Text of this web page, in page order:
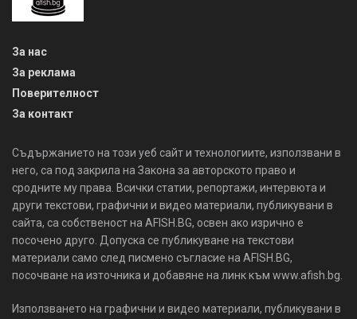
За нас
За реклама
Поверителност
За контакт
Съдържанието на този уеб сайт и технологиите, използвани в
него, са под закрила на Закона за авторското право и
сродните му права. Всички статии, репортажи, интервюта и
други текстови, графични и видео материали, публикувани в
сайта, са собственост на AFISH.BG, освен ако изрично е
посочено друго. Допуска се публикуване на текстови
материали само след писмено съгласие на AFISH.BG,
посочване на източника и добавяне на линк към www.afish.bg.
Използването на графични и видео материали, публикувани в